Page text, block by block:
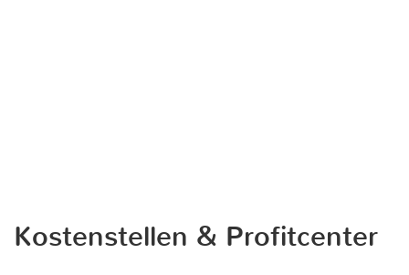
Kostenstellen & Profitcenter